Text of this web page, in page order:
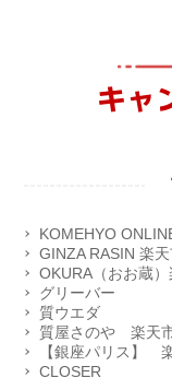
キャ
KOMEHYO
GINZA RASIN 楽
OKURA（おお蔵
グリーバー
質ウエダ
質屋さのや 楽天
【銀座パリス】
CLOSER